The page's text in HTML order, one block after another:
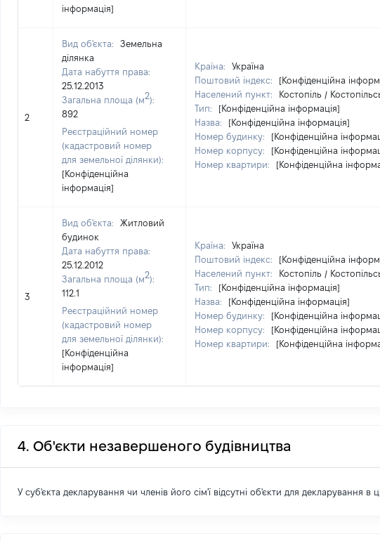
інформація]
2
Вид об'єкта:
Земельна
ділянка
Дата набуття права:
25.12.2013
Загальна площа (м2):
892
Реєстраційний номер
(кадастровий номер
для земельної ділянки):
[Конфіденційна
інформація]
Країна:
Україна
Поштовий індекс:
[Конфіденційна
Населений пункт:
Костопіль /
Тип:
[Конфіденційна інформація]
Назва:
[Конфіденційна інформація]
Номер будинку:
[Конфіденційна
Номер корпусу:
[Конфіденційна
Номер квартири:
[Конфіденційна
3
Вид об'єкта:
Житловий
будинок
Дата набуття права:
25.12.2012
Загальна площа (м2):
112.1
Реєстраційний номер
(кадастровий номер
для земельної ділянки):
[Конфіденційна
інформація]
Країна:
Україна
Поштовий індекс:
[Конфіденційна
Населений пункт:
Костопіль /
Тип:
[Конфіденційна інформація]
Назва:
[Конфіденційна інформація]
Номер будинку:
[Конфіденційна
Номер корпусу:
[Конфіденційна
Номер квартири:
[Конфіденційна
4. Об'єкти незавершеного будівництва
У суб'єкта декларування чи членів його сім'ї відсутні об'єкти для декларування в